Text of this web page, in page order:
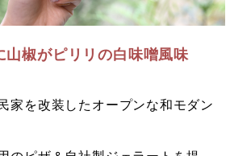
山椒がピリリの白味噌風味
家を改装したオープンな和モダン